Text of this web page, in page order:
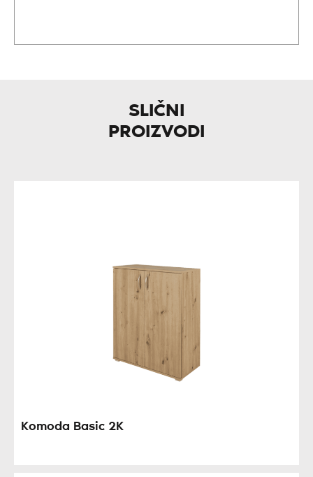
SLIČNI
PROIZVODI
Komoda Basic 2K